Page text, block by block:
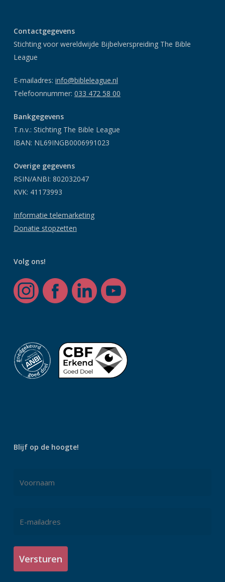
Contactgegevens
Stichting voor wereldwijde Bijbelverspreiding The Bible
League
E-mailadres: info@bibleleague.nl
Telefoonnummer: 033 472 58 00
Bankgegevens
T.n.v.: Stichting The Bible League
IBAN: NL69INGB0006991023
Overige gegevens
RSIN/ANBI: 802032047
KVK: 41173993
Informatie telemarketing
Donatie stopzetten
Volg ons!
Blijf op de hoogte!
mailadres